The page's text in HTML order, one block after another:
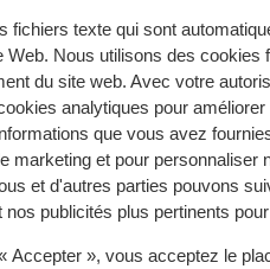
fichiers texte qui sont
Web. Nous utilisons des cookies
du site web. Avec votre
analytiques pour
que vous avez
marketing et pour
et d'autres parties pouvons
nos publicités plus pertinents
Accepter », vous acceptez le
7.1 Très bien
Ski au pied très
Ski au pied très